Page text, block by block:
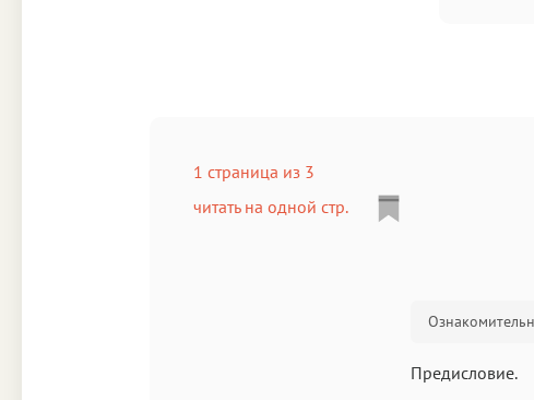
1 страница из 3
читать на одной стр.
Предисловие.